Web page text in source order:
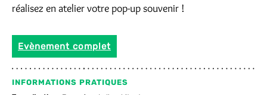
réalisez en atelier votre pop-up souvenir !
Evènement complet
INFORMATIONS PRATIQUES